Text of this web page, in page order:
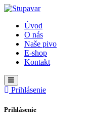
Úvod
O nás
Naše pivo
E-shop
Kontakt
Prihlásenie
Prihlásenie